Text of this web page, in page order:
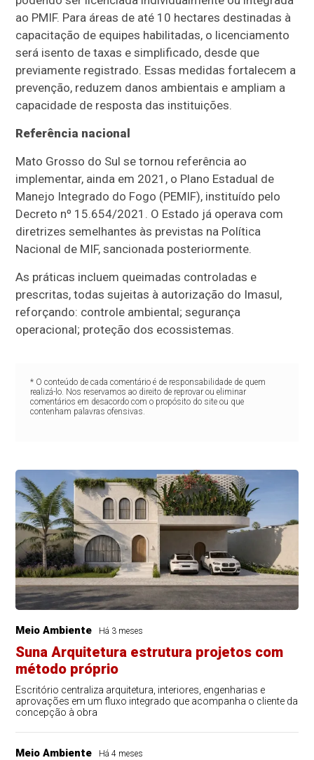
ao PMIF. Para áreas de até 10 hectares destinadas à
capacitação de equipes habilitadas, o licenciamento
será isento de taxas e simplificado, desde que
previamente registrado. Essas medidas fortalecem a
prevenção, reduzem danos ambientais e ampliam a
capacidade de resposta das instituições.
Referência nacional
Mato Grosso do Sul se tornou referência ao
implementar, ainda em 2021, o Plano Estadual de
Manejo Integrado do Fogo (PEMIF), instituído pelo
Decreto nº 15.654/2021. O Estado já operava com
diretrizes semelhantes às previstas na Política
Nacional de MIF, sancionada posteriormente.
As práticas incluem queimadas controladas e
prescritas, todas sujeitas à autorização do Imasul,
reforçando: controle ambiental; segurança
operacional; proteção dos ecossistemas.
* O conteúdo de cada comentário é de responsabilidade de quem
realizá-lo. Nos reservamos ao direito de reprovar ou eliminar
comentários em desacordo com o propósito do site ou que
contenham palavras ofensivas.
Meio Ambiente Há 3 meses
Suna Arquitetura estrutura projetos com
método próprio
Escritório centraliza arquitetura, interiores, engenharias e
aprovações em um fluxo integrado que acompanha o cliente da
concepção à obra
Meio Ambiente Há 4 meses